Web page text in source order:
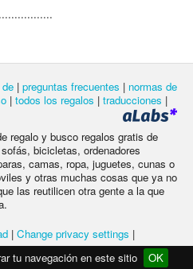
tu navegación en este sitio OK
| preguntas frecuentes | normas de
| todos los regalos | traducciones |
regalo y busco regalos gratis de
bicicletas, ordenadores
camas, ropa, juguetes, cunas o
y otras muchas cosas que ya no
las reutilicen otra gente a la que
| Change privacy settings |